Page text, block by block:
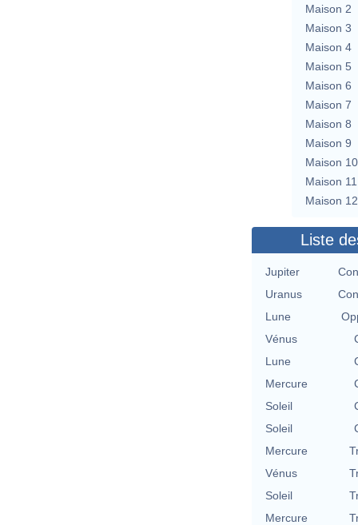
Maison 2
Maison 3
Maison 4
Maison 5
Maison 6
Maison 7
Maison 8
Maison 9
Maison 10
Maison 11
Maison 12
Liste
Jupiter
Uranus
Lune
Vénus
Lune
Mercure
Soleil
Soleil
Mercure
Vénus
Soleil
Mercure